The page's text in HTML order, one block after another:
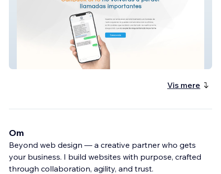
Callback SMS - Televoz
Vis mere
Om
Beyond web design — a creative partner who gets
your business. I build websites with purpose, crafted
through collaboration, agility, and trust.